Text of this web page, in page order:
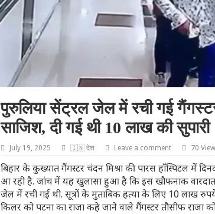
पुरुलिया सेंट्रल जेल में रची गई
साजिश, दी गई थी 10 लाख की सुपारी
July 19, 2025 🇮🇳 देश Leave a comment 70
बिहार के कुख्यात गैंगस्टर चंदन मिश्रा की पारस हॉस्पिटल में
आ रही है. जांच में यह खुलासा हुआ है कि इस खौफनाक वारदात
जेल में रची गई थी. सूत्रों के मुताबिक हत्या के लिए 10 लाख
किलर को पटना का राजा कहे जाने वाले गैंगस्टर तौसीफ राजा